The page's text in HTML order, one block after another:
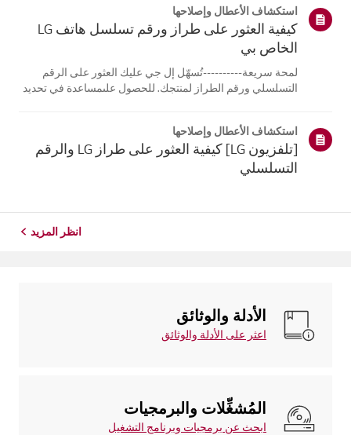
استكشاف الأعطال وإصلاحها
كيفية العثور على طراز ورقم تسلسل هاتف LG
الخاص بي
لمحة سريعة----------تُسهّل إل جي عليك العثور على الرقم
التسلسلي ورقم الطراز لمنتجك. للحصول علىمساعدة في تحديد
تختلف الصور أو ا...
استكشاف الأعطال وإصلاحها
[تلفزيون LG] كيفية العثور على طراز LG والرقم
التسلسلي
انظر المزيد
الأدلة والوثائق
اعثر على الأدلة والوثائق
المُشغِّلات والبرمجيات
ابحث عن برمجيات وبرنامج التشغيل